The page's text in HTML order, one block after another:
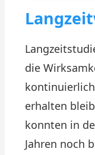
die
erhalten
konnten in
Jahren noch